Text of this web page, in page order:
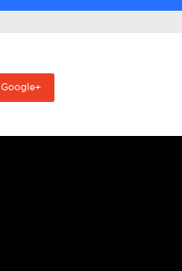
Google+